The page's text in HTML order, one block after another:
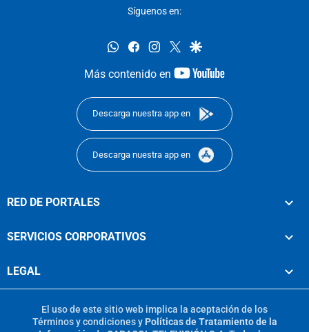
Síguenos en:
whatsappfacebookinstagram
twittergoogle
Más contenido en
youtube-
Descarga nuestra app en
Descarga nuestra app en
RED DE PORTALES
SERVICIOS CORPORATIVOS
LEGAL
El uso de este sitio web implica la aceptación de los
Términos y condicionesy Políticas de Tratamiento de la